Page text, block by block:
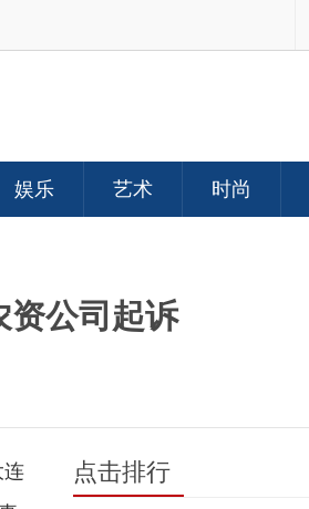
娱乐 艺术 时尚
资公司起诉
连
点击排行